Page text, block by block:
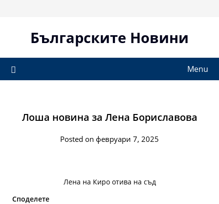
Българските Новини
Menu
Лоша новина за Лена Бориславова
Posted on февруари 7, 2025
Лена на Киро отива на съд
Споделете